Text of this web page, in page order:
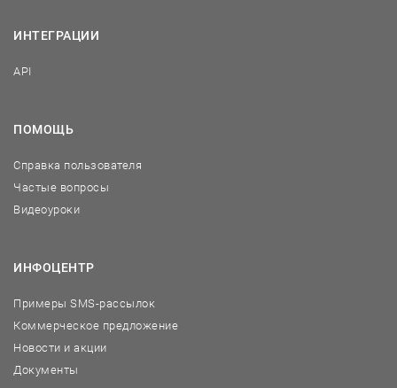
ИНТЕГРАЦИИ
API
ПОМОЩЬ
Справка пользователя
Частые вопросы
Видеоуроки
ИНФОЦЕНТР
Примеры SMS-рассылок
Коммерческое предложение
Новости и акции
Документы